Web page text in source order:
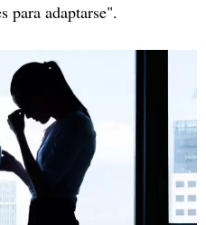
para adaptarse".